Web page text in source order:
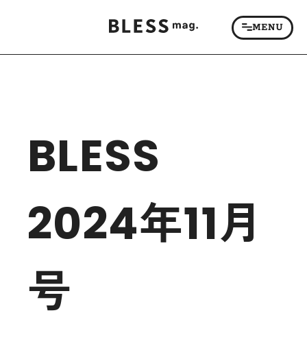
BLESS
2024年11月
号